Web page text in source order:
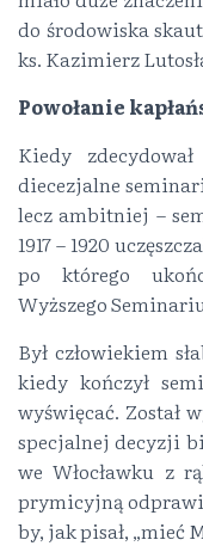
do środowiska
ks. Kazimierz
Powołanie
Kiedy
diecezjalne
lecz ambitniej –
1917 – 1920
po którego
Wyższego
Był człowiekiem
kiedy kończył
wyświęcać. Został
specjalnej decyzji
we Włocławku z
prymicyjną
by, jak pisał, „mieć